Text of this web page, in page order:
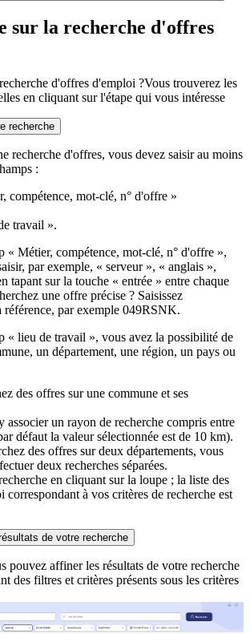
sur la recherche d'offres
d'offres d'emploi ?Vous trouverez les
en cliquant sur l'étape qui vous intéresse
recherche
recherche d'offres, vous devez saisir au moins
:
compétence, mot-clé, n° d'offre »
travail ».
« Métier, compétence, mot-clé, n° d'offre »,
par exemple, « serveur », « anglais »,
tapant sur la touche « entrée » entre chaque
une offre précise ? Saisissez
référence, par exemple 049RSNK.
« lieu de travail », vous avez la possibilité de
un département, une région, un pays ou
des offres sur une commune et ses
associer un rayon de recherche compris entre
défaut la valeur sélectionnée est de 10 km).
des offres sur deux départements, vous
deux recherches séparées.
en cliquant sur la loupe ; la liste des
correspondant à vos critères de recherche est
de votre recherche
pouvez affiner les résultats de votre recherche
des filtres et critères présents sous les critères